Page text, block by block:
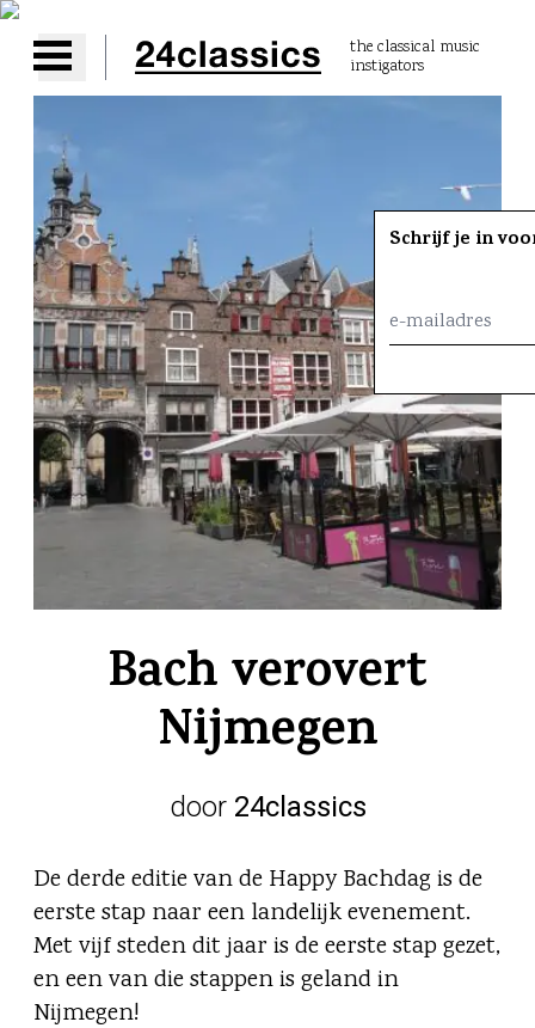
Open main menu
the classical music
instigators
Bach verovert
Nijmegen
door 24classics
De derde editie van de Happy Bachdag is de
eerste stap naar een landelijk evenement.
Met vijf steden dit jaar is de eerste stap gezet,
en een van die stappen is geland in
Nijmegen!
Schrijf je in